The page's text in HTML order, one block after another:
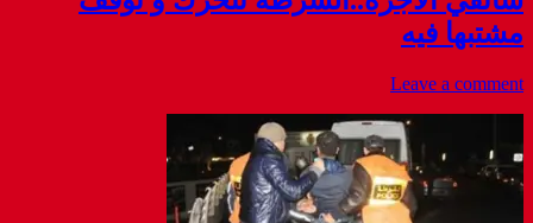
مشتبها فيه
Leave a comment